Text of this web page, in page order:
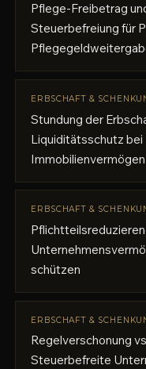
Pflege-Freibetrag
Steuerbefreiung für
ERBSCHAFT &
Stundung der
Liquiditätsschutz bei
Immobilienvermögen
ERBSCHAFT &
schützen
ERBSCHAFT &
Regelverschonung
Steuerbefreite